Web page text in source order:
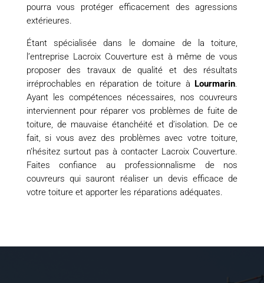
pourra vous protéger efficacement des agressions
extérieures.
Étant spécialisée dans le domaine de la toiture,
l’entreprise Lacroix Couverture est à même de vous
proposer des travaux de qualité et des résultats
irréprochables en réparation de toiture à Lourmarin.
Ayant les compétences nécessaires, nos couvreurs
interviennent pour réparer vos problèmes de fuite de
toiture, de mauvaise étanchéité et d’isolation. De ce
fait, si vous avez des problèmes avec votre toiture,
n’hésitez surtout pas à contacter Lacroix Couverture.
Faites confiance au professionnalisme de nos
couvreurs qui sauront réaliser un devis efficace de
votre toiture et apporter les réparations adéquates.